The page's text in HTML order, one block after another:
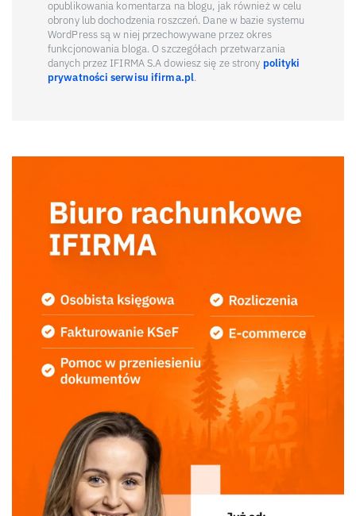
opublikowania komentarza na blogu, jak również w celu
obrony lub dochodzenia roszczeń. Dane w bazie systemu
WordPress są w niej przechowywane przez okres
funkcjonowania bloga. O szczegółach przetwarzania
danych przez IFIRMA S.A dowiesz się ze strony polityki
prywatności serwisu ifirma.pl.